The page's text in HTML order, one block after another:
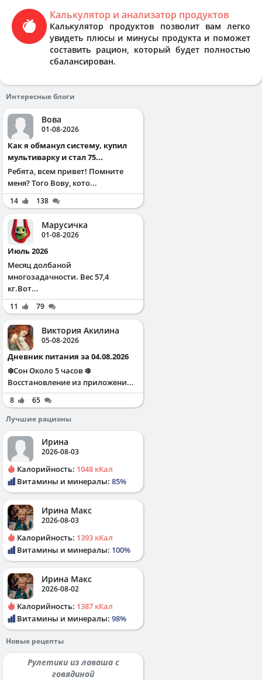
Калькулятор и анализатор продуктов
Калькулятор продуктов позволит вам легко
увидеть плюсы и минусы продукта и поможет
составить рацион, который будет полностью
сбалансирован.
Интересные блоги
Вова
01-08-2026
Как я обманул систему, купил
мультиварку и стал 75...
Ребята, всем привет! Помните
меня? Того Вову, кото...
14 138
Марусичка
01-08-2026
Июль 2026
Месяц долбаной
многозадачности. Вес 57,4
кг.Вот...
11 79
Виктория Акилина
05-08-2026
Дневник питания за 04.08.2026
❄️Сон Около 5 часов ❄️
Восстановление из приложени...
8
65
Лучшие рационы
Ирина
2026-08-03
Калорийность: 1048 кКал
Витамины и минералы: 85%
Ирина Макс
2026-08-03
Калорийность: 1393 кКал
Витамины и минералы: 100%
Ирина Макс
2026-08-02
Калорийность: 1387 кКал
Витамины и минералы: 98%
Новые рецепты
Рулетики из лаваша с
говядиной